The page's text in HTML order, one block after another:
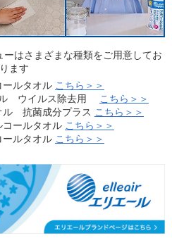
はさまざまな種類をご用意してお
ります
ールタオル こちら＞＞
ル ウイルス除去用 こちら＞＞
ル 抗菌成分プラス こちら＞＞
コールタオル こちら＞＞
ールタオル こちら＞＞